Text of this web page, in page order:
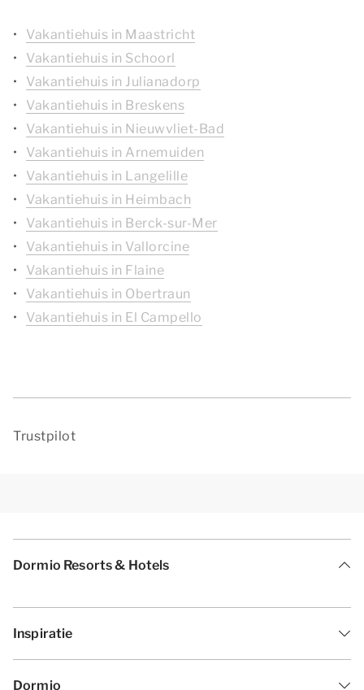
Vakantiehuis in Maastricht
Vakantiehuis in Schoorl
Vakantiehuis in Julianadorp
Vakantiehuis in Breskens
Vakantiehuis in Nieuwvliet-Bad
Vakantiehuis in Arnemuiden
Vakantiehuis in Langelille
Vakantiehuis in Heimbach
Vakantiehuis in Berck-sur-Mer
Vakantiehuis in Vallorcine
Vakantiehuis in Flaine
Vakantiehuis in Obertraun
Vakantiehuis in El Campello
Trustpilot
Dormio Resorts & Hotels
Inspiratie
Dormio